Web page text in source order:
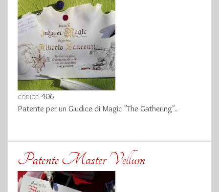
CODICE: 406
Patente per un Giudice di Magic "The Gathering".
Patente Master Vellum